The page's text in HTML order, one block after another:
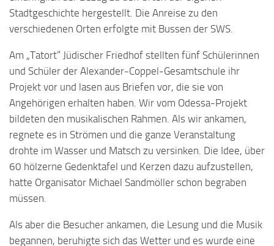
Stadtgeschichte hergestellt. Die Anreise zu den
verschiedenen Orten erfolgte mit Bussen der SWS.
Am „Tatort“ Jüdischer Friedhof stellten fünf Schülerinnen
und Schüler der Alexander-Coppel-Gesamtschule ihr
Projekt vor und lasen aus Briefen vor, die sie von
Angehörigen erhalten haben. Wir vom Odessa-Projekt
bildeten den musikalischen Rahmen. Als wir ankamen,
regnete es in Strömen und die ganze Veranstaltung
drohte im Wasser und Matsch zu versinken. Die Idee, über
60 hölzerne Gedenktafel und Kerzen dazu aufzustellen,
hatte Organisator Michael Sandmöller schon begraben
müssen.
Als aber die Besucher ankamen, die Lesung und die Musik
begannen, beruhigte sich das Wetter und es wurde eine